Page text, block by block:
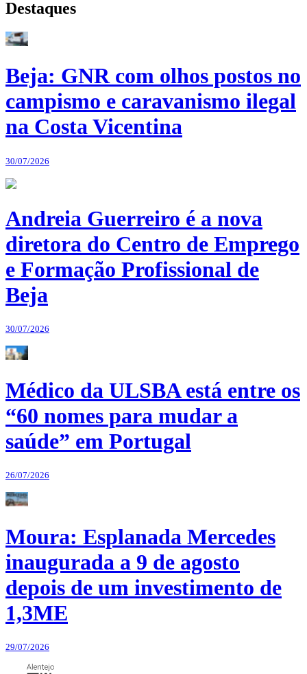
Destaques
Beja: GNR com olhos postos no
campismo e caravanismo ilegal
na Costa Vicentina
30/07/2026
Andreia Guerreiro é a nova
diretora do Centro de Emprego
e Formação Profissional de
Beja
30/07/2026
Médico da ULSBA está entre os
“60 nomes para mudar a
saúde” em Portugal
26/07/2026
Moura: Esplanada Mercedes
inaugurada a 9 de agosto
depois de um investimento de
1,3ME
29/07/2026